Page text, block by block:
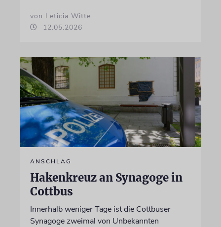
von Leticia Witte
12.05.2026
ANSCHLAG
Hakenkreuz an Synagoge in
Cottbus
Innerhalb weniger Tage ist die Cottbuser
Synagoge zweimal von Unbekannten